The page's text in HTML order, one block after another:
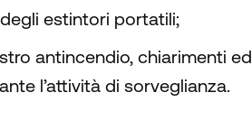
estintori portatili;
antincendio, chiarimenti ed
l’attività di sorveglianza.